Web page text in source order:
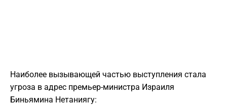
Наиболее вызывающей частью выступления стала
угроза в адрес премьер-министра Израиля
Биньямина Нетаниягу: